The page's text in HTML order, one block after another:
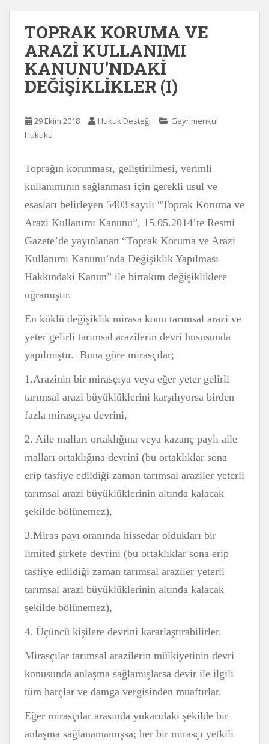
TOPRAK KORUMA VE
ARAZİ KULLANIMI
KANUNU’NDAKİ
DEĞİŞİKLİKLER (I)
29 Ekim 2018 Hukuk Desteği
Gayrimenkul
Hukuku
Toprağın korunması, geliştirilmesi, verimli
kullanımının sağlanması için gerekli usul ve
esasları belirleyen 5403 sayılı “Toprak Koruma ve
Arazi Kullanımı Kanunu”, 15.05.2014’te Resmi
Gazete’de yayınlanan “Toprak Koruma ve Arazi
Kullanımı Kanunu’nda Değişiklik Yapılması
Hakkındaki Kanun” ile birtakım değişikliklere
uğramıştır.
En köklü değişiklik mirasa konu tarımsal arazi ve
yeter gelirli tarımsal arazilerin devri hususunda
yapılmıştır. Buna göre mirasçılar;
1.Arazinin bir mirasçıya veya eğer yeter gelirli
tarımsal arazi büyüklüklerini karşılıyorsa birden
fazla mirasçıya devrini,
2. Aile malları ortaklığına veya kazanç paylı aile
malları ortaklığına devrini (bu ortaklıklar sona
erip tasfiye edildiği zaman tarımsal araziler yeterli
tarımsal arazi büyüklüklerinin altında kalacak
şekilde bölünemez),
3.Miras payı oranında hissedar oldukları bir
limited şirkete devrini (bu ortaklıklar sona erip
tasfiye edildiği zaman tarımsal araziler yeterli
tarımsal arazi büyüklüklerinin altında kalacak
şekilde bölünemez),
4. Üçüncü kişilere devrini kararlaştırabilirler.
Mirasçılar tarımsal arazilerin mülkiyetinin devri
konusunda anlaşma sağlamışlarsa devir ile ilgili
tüm harçlar ve damga vergisinden muaftırlar.
Eğer mirasçılar arasında yukarıdaki şekilde bir
anlaşma sağlanamamışsa; her bir mirasçı yetkili